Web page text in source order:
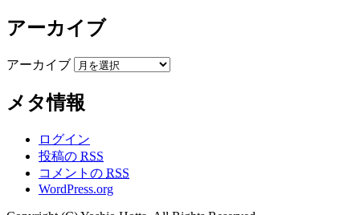
アーカイブ
アーカイブ
メタ情報
ログイン
投稿の RSS
コメントの RSS
WordPress.org